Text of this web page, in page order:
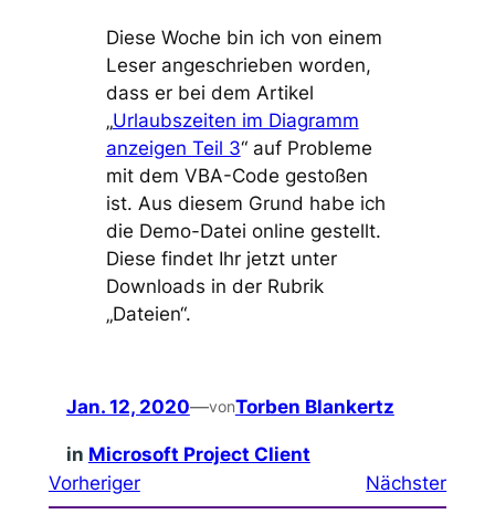
Diese Woche bin ich von einem
Leser angeschrieben worden,
dass er bei dem Artikel
„Urlaubszeiten im Diagramm
anzeigen Teil 3“ auf Probleme
mit dem VBA-Code gestoßen
ist. Aus diesem Grund habe ich
die Demo-Datei online gestellt.
Diese findet Ihr jetzt unter
Downloads in der Rubrik
„Dateien“.
Jan. 12, 2020—vonTorben Blankertz
in Microsoft Project Client
Vorheriger
Nächster